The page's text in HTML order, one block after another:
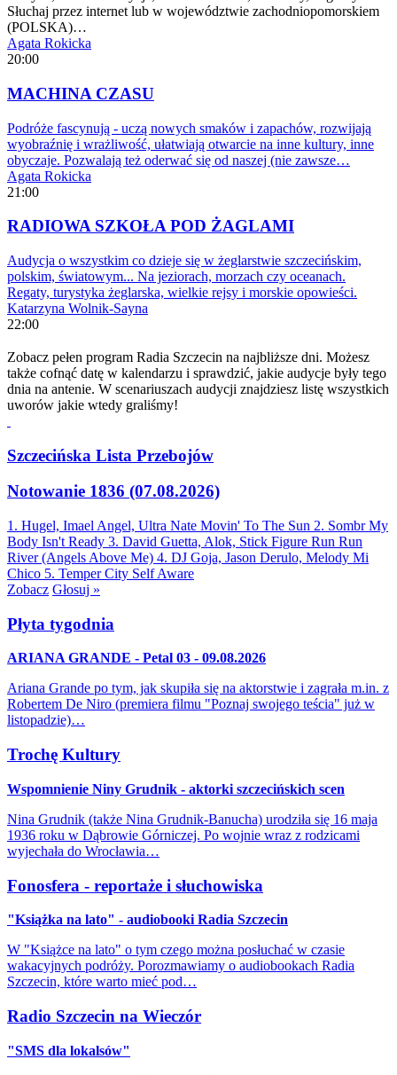
Słuchaj przez internet lub w województwie zachodniopomorskiem
(POLSKA)…
Agata Rokicka
20:00
MACHINA CZASU
Podróże fascynują - uczą nowych smaków i zapachów, rozwijają
wyobraźnię i wrażliwość, ułatwiają otwarcie na inne kultury, inne
obyczaje. Pozwalają też oderwać się od naszej (nie zawsze…
Agata Rokicka
21:00
RADIOWA SZKOŁA POD ŻAGLAMI
Audycja o wszystkim co dzieje się w żeglarstwie szczecińskim,
polskim, światowym... Na jeziorach, morzach czy oceanach.
Regaty, turystyka żeglarska, wielkie rejsy i morskie opowieści.
Katarzyna Wolnik-Sayna
22:00
Zobacz pełen program Radia Szczecin na najbliższe dni. Możesz
także cofnąć datę w kalendarzu i sprawdzić, jakie audycje były tego
dnia na antenie. W scenariuszach audycji znajdziesz listę wszystkich
uworów jakie wtedy graliśmy!
Szczecińska Lista Przebojów
Notowanie 1836 (07.08.2026)
1. Hugel, Imael Angel, Ultra Nate Movin' To The Sun 2. Sombr My
Body Isn't Ready 3. David Guetta, Alok, Stick Figure Run Run
River (Angels Above Me) 4. DJ Goja, Jason Derulo, Melody Mi
Chico 5. Temper City Self Aware
Zobacz Głosuj »
Płyta tygodnia
ARIANA GRANDE - Petal 03 - 09.08.2026
Ariana Grande po tym, jak skupiła się na aktorstwie i zagrała m.in. z
Robertem De Niro (premiera filmu "Poznaj swojego teścia" już w
listopadzie)…
Trochę Kultury
Wspomnienie Niny Grudnik - aktorki szczecińskich scen
Nina Grudnik (także Nina Grudnik-Banucha) urodziła się 16 maja
1936 roku w Dąbrowie Górniczej. Po wojnie wraz z rodzicami
wyjechała do Wrocławia…
Fonosfera - reportaże i słuchowiska
"Książka na lato" - audiobooki Radia Szczecin
W "Książce na lato" o tym czego można posłuchać w czasie
wakacyjnych podróży. Porozmawiamy o audiobookach Radia
Szczecin, które warto mieć pod…
Radio Szczecin na Wieczór
"SMS dla lokalsów"